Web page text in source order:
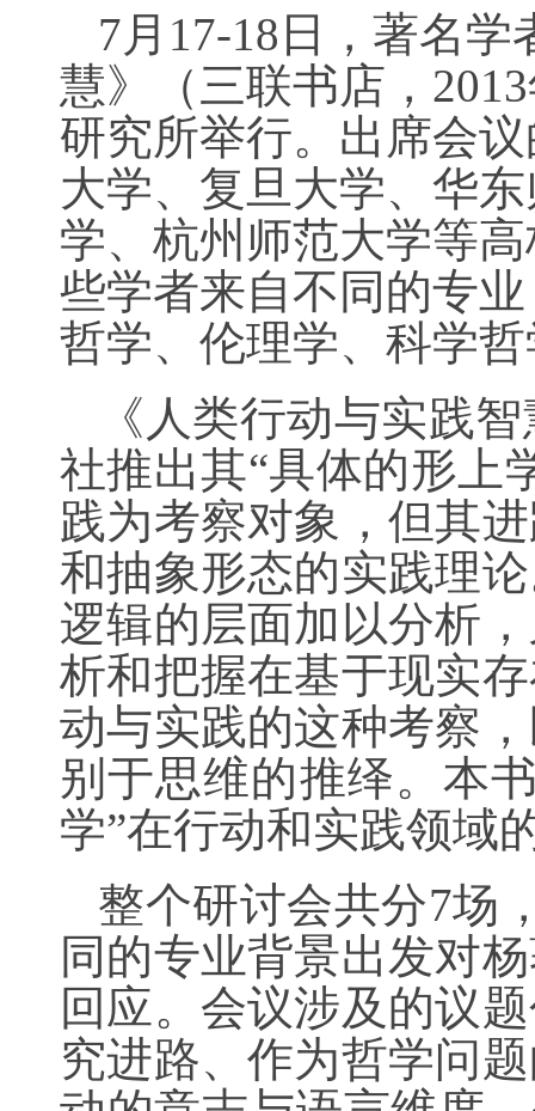
7月17-18日，著名
慧》（三联书店，
研究所举行。出席会
大学、复旦大学、华
学、杭州师范大学等
些学者来自不同的专
哲学、伦理学、科学
《人类行动与实践
社推出其“具体的形上
践为考察对象，但其
和抽象形态的实践理
逻辑的层面加以分析
析和把握在基于现实
动与实践的这种考察
别于思维的推绎。本
学”在行动和实践领域
整个研讨会共分7场
同的专业背景出发对
回应。会议涉及的议
究进路、作为哲学问